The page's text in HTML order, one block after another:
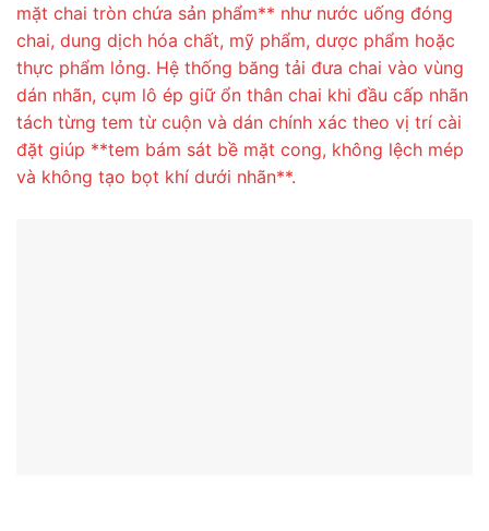
mặt chai tròn chứa sản phẩm** như nước uống đóng
chai, dung dịch hóa chất, mỹ phẩm, dược phẩm hoặc
thực phẩm lỏng. Hệ thống băng tải đưa chai vào vùng
dán nhãn, cụm lô ép giữ ổn thân chai khi đầu cấp nhãn
tách từng tem từ cuộn và dán chính xác theo vị trí cài
đặt giúp **tem bám sát bề mặt cong, không lệch mép
và không tạo bọt khí dưới nhãn**.